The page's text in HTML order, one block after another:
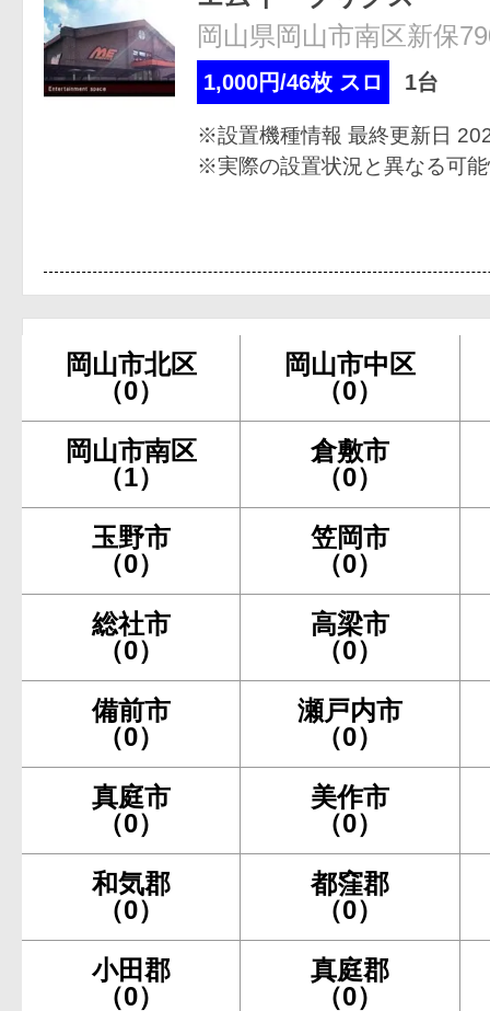
岡山県岡山市南区新保
1,000円/46枚 スロ 1台
※設置機種情報 最終更新日
※実際の設置状況と異なる可
岡山市北区
（0）
岡山市中区
（0）
岡山市南区
（1）
倉敷市
（0）
玉野市
（0）
笠岡市
（0）
総社市
（0）
高梁市
（0）
備前市
（0）
瀬戸内市
（0）
真庭市
（0）
美作市
（0）
和気郡
（0）
都窪郡
（0）
小田郡
（0）
真庭郡
（0）